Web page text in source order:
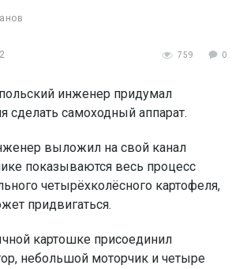
759 0
инженер придумал
сделать самоходный аппарат.
выложил на свой канал
показываются весь процесс
четырёхколёсного картофеля,
придвигаться.
картошке присоединил
небольшой моторчик и четыре